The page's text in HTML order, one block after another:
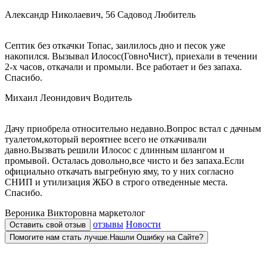
Александр Николаевич, 56 Садовод Любитель
Септик без откачки Топас, заилилось дно и песок уже
накопился. Вызывал Илосос(ГовноЧист), приехали в течении
2-х часов, откачали и промыли. Все работает и без запаха.
Спасибо.
Михаил Леонидович Водитель
Дачу приобрела относительно недавно.Вопрос встал с дачным
туалетом,который вероятнее всего не откачивали
давно.Вызвать решили Илосос с длинным шлангом и
промывой. Осталась довольно,все чисто и без запаха.Если
официально откачать выгребную яму, то у них согласно
СНИП и утилизация ЖБО в строго отведенные места.
Спасибо.
Вероника Викторовна маркетолог
Оставить свой отзыв отзывы Новости
Помогите нам стать лучше.Нашли Ошибку на Сайте?